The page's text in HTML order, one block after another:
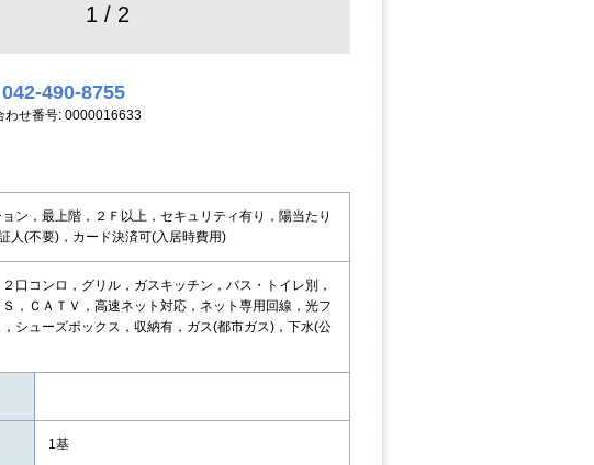
1 / 2
490-8755
わせ番号: 0000016633
ン，最上階，２Ｆ以上，セキュリティ有り，陽当たり
人(不要)，カード決済可(入居時費用)
口コンロ，グリル，ガスキッチン，バス・トイレ別，
，ＣＡＴＶ，高速ネット対応，ネット専用回線，光フ
シューズボックス，収納有，ガス(都市ガス)，下水(公
1基